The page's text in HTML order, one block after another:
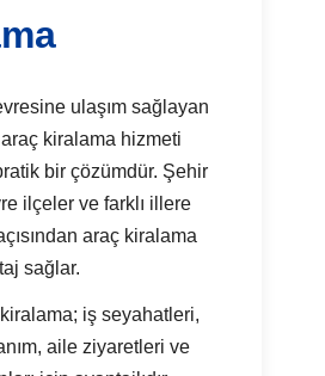
ulaşım sağlayan
kiralama hizmeti
bir çözümdür. Şehir
ilçeler ve farklı illere
araç kiralama
sağlar.
iş seyahatleri,
aile ziyaretleri ve